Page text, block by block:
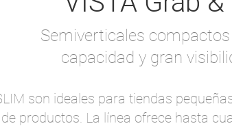
Semiverticales
capacidad y gran
son ideales para tiendas
productos. La línea ofrece hasta